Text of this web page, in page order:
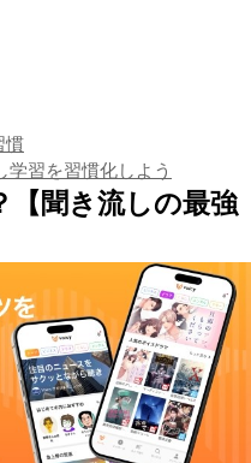
慣
学習を習慣化しよう
聞き流しの最強